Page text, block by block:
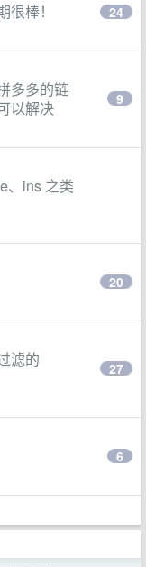
棒！ 24
多多的链
以解决
9
、ins 之类
20
滤的
27
6